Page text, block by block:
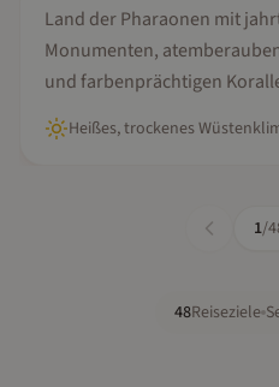
Ägypten
Land der Pharaonen mit
Monumenten,
und farbenprächtigen
Heißes, trockenes
1/
48Reiseziele